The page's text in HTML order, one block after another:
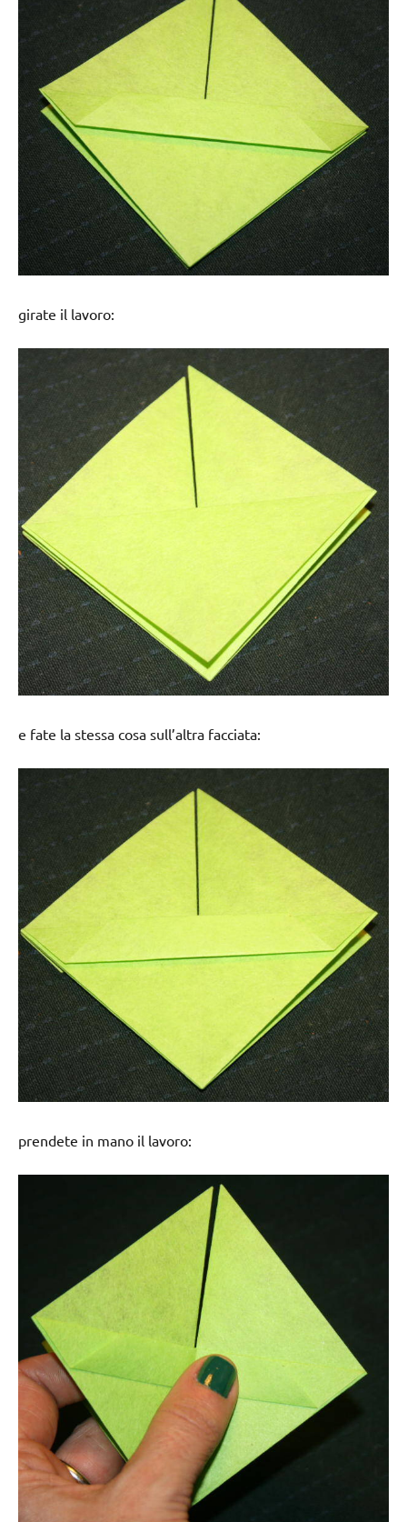
girate il lavoro:
e fate la stessa cosa sull’altra facciata:
prendete in mano il lavoro: